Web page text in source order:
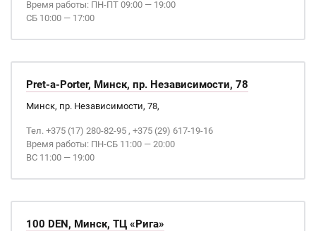
Время работы: ПН-ПТ 09:00 — 19:00
СБ 10:00 — 17:00
Pret-a-Porter, Минск, пр. Независимости, 78
Минск, пр. Независимости, 78,
Тел. +375 (17) 280-82-95 , +375 (29) 617-19-16
Время работы: ПН-СБ 11:00 — 20:00
ВС 11:00 — 19:00
100 DEN, Минск, ТЦ «Рига»